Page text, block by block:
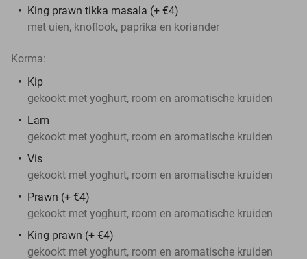
King prawn tikka masala (+ €4)
met uien, knoflook, paprika en koriander
Korma:
Kip
gekookt met yoghurt, room en aromatische kruiden
Lam
gekookt met yoghurt, room en aromatische kruiden
Vis
gekookt met yoghurt, room en aromatische kruiden
Prawn (+ €4)
gekookt met yoghurt, room en aromatische kruiden
King prawn (+ €4)
gekookt met yoghurt, room en aromatische kruiden